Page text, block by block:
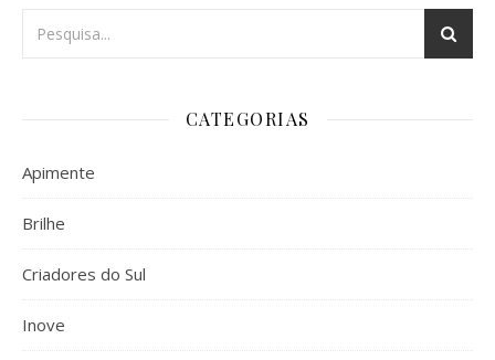
CATEGORIAS
Apimente
Brilhe
Criadores do Sul
Inove